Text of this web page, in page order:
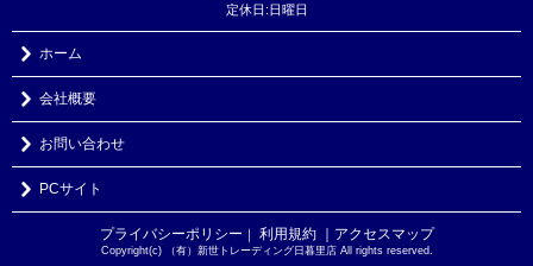
定休日:日曜日
ホーム
会社概要
お問い合わせ
PCサイト
プライバシーポリシー ｜ 利用規約 ｜アクセスマップ
Copyright(c) （有）新世トレーディング日暮里店 All rights reserved.